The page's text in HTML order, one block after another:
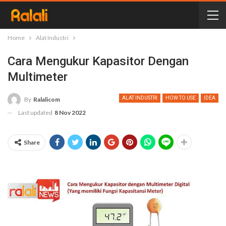
Home Alat Industri
Cara Mengukur Kapasitor Dengan
Multimeter
ALAT INDUSTRI HOW TO USE IDEA
By Ralalicom
Last updated 8 Nov 2022
Share